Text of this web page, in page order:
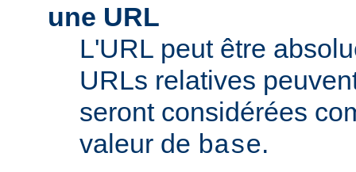
une URL
L'URL peut être
URLs relatives
seront considérées
valeur de base.